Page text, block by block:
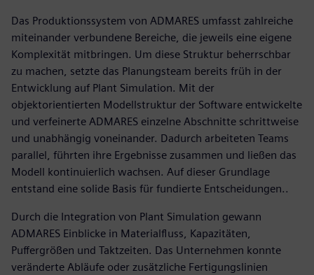
Das Produktionssystem von ADMARES umfasst zahlreiche
miteinander verbundene Bereiche, die jeweils eine eigene
Komplexität mitbringen. Um diese Struktur beherrschbar
zu machen, setzte das Planungsteam bereits früh in der
Entwicklung auf Plant Simulation. Mit der
objektorientierten Modellstruktur der Software entwickelte
und verfeinerte ADMARES einzelne Abschnitte schrittweise
und unabhängig voneinander. Dadurch arbeiteten Teams
parallel, führten ihre Ergebnisse zusammen und ließen das
Modell kontinuierlich wachsen. Auf dieser Grundlage
entstand eine solide Basis für fundierte Entscheidungen..
Durch die Integration von Plant Simulation gewann
ADMARES Einblicke in Materialfluss, Kapazitäten,
Puffergrößen und Taktzeiten. Das Unternehmen konnte
veränderte Abläufe oder zusätzliche Fertigungslinien